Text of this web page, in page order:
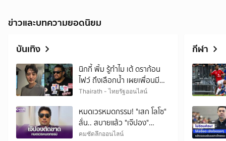
ข่าวและบทความยอดนิยม
บันเทิง
นิกกี้ พิ้ม รู้ทำไม เต้ ดราก้อน
ไฟว์ ถึงเลือกน้ำ เผยเพื่อนมี
ปัญหา แต่ไม่คิดว่าจะรุนแรง
Thairath - ไทยรัฐออนไลน์
หมดเวรหมดกรรม! "เสก โลโซ"
ลั่น.. สบายแล้ว "เจ๊ปอง"
ตัดขาด
คมชัดลึกออนไลน์
กีฬา